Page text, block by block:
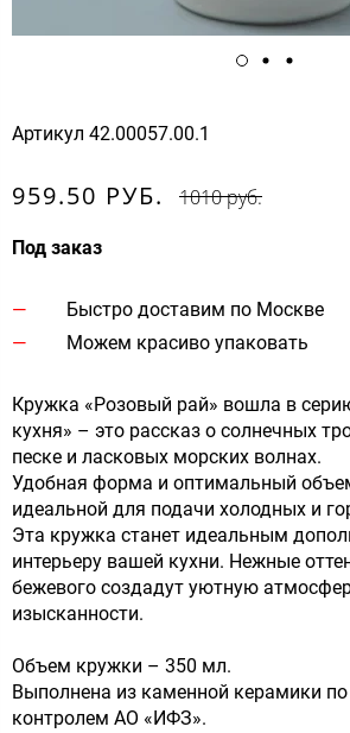
Артикул 42.00057.00.1
959.50 РУБ. 1010 руб.
Под заказ
Быстро доставим по Москве
Можем красиво упаковать
Кружка «Розовый рай» вошла в
кухня» – это рассказ о солнечных
песке и ласковых морских волнах.
Удобная форма и оптимальный
идеальной для подачи холодных и
Эта кружка станет идеальным
интерьеру вашей кухни. Нежные
бежевого создадут уютную
изысканности.
Объем кружки – 350 мл.
Выполнена из каменной керамики по
контролем АО «ИФЗ».